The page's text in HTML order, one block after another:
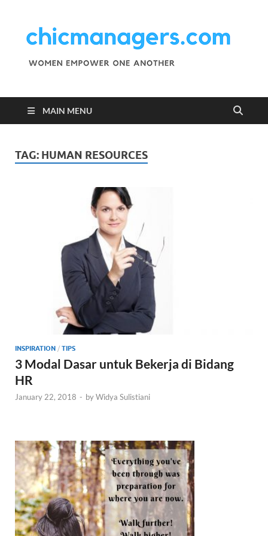
MAIN MENU
TAG: HUMAN RESOURCES
INSPIRATION / TIPS
3 Modal Dasar untuk Bekerja di Bidang
HR
January 22, 2018 - byWidya Sulistiani